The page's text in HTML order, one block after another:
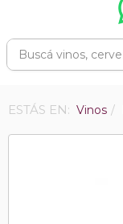
ESTÁS EN: Vinos